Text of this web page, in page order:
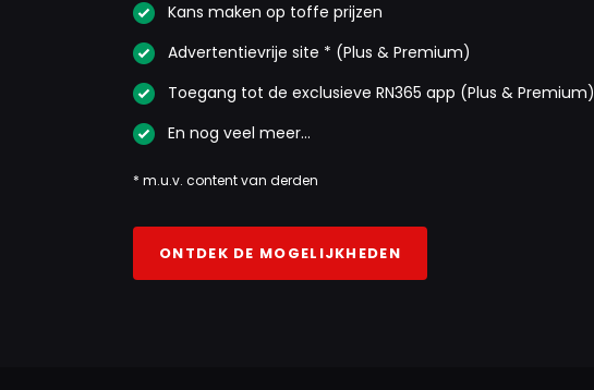
Kans maken op toffe prijzen
Advertentievrije site * (Plus & Premium)
Toegang tot de exclusieve RN365 app (Plus & Premium)
En nog veel meer…
* m.u.v. content van derden
ONTDEK DE MOGELIJKHEDEN